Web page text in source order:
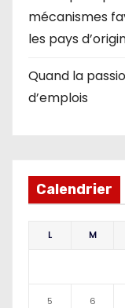
mécanismes
les pays
Quand la
d’emplois
Calendrier
L M
5 6